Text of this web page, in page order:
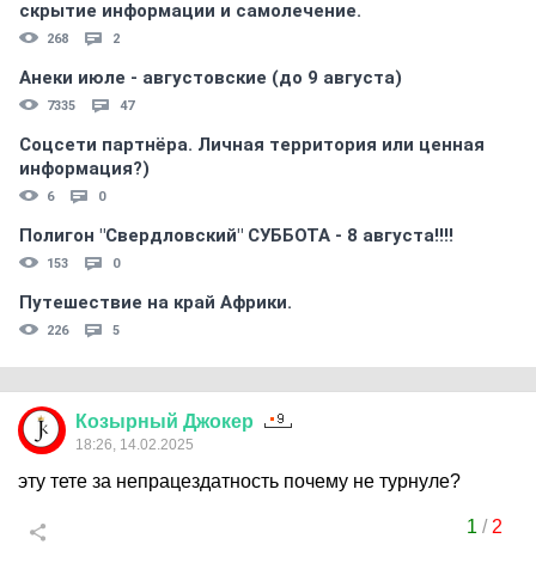
скрытиe информации и самолечение.
268 2
Анеки июле - августовские (до 9 августа)
7335 47
Соцсети партнёра. Личная территория или ценная
информация?)
6 0
Полигон "Свердловский" СУББОТА - 8 августа!!!!
153 0
Путешествие на край Африки.
226 5
Козырный Джокер
18:26, 14.02.2025
эту тете за непрацездатность почему не турнуле?
1 / 2